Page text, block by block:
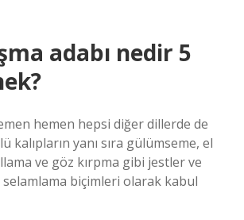
adabı nedir 5
hemen hepsi diğer dillerde de
kalıpların yanı sıra gülümseme, el
ve göz kırpma gibi jestler ve
biçimleri olarak kabul